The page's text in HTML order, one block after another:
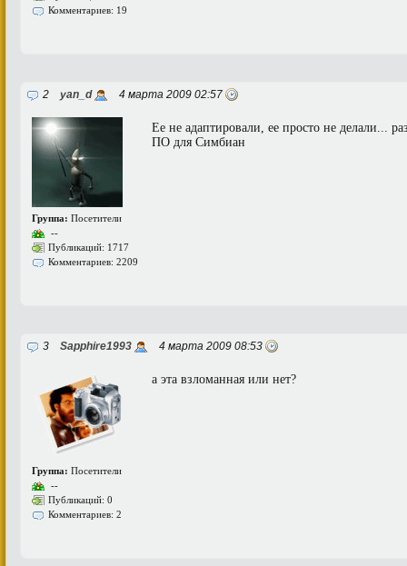
Комментариев: 19
2 yan_d 4 марта 2009 02:57
Группа: Посетители
--
Публикаций: 1717
Комментариев: 2209
Ее не адаптировали, ее просто не делали...
ПО для Симбиан
3 Sapphire1993 4 марта 2009 08:53
Группа: Посетители
--
Публикаций: 0
Комментариев: 2
а эта взломанная или нет?